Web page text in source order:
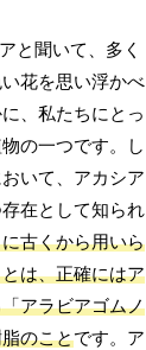
と聞いて、多く
花を思い浮かべ
、私たちにとっ
の一つです。し
いて、アカシア
在として知られ
古くから用いら
は、正確にはア
アラビアゴムノ
のことです。ア